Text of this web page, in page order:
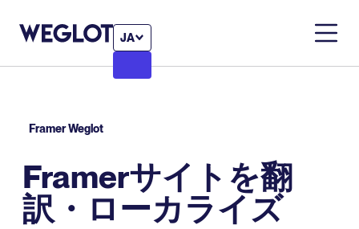
JA
Framer Weglot
Framerサイトを翻
訳・ローカライズ